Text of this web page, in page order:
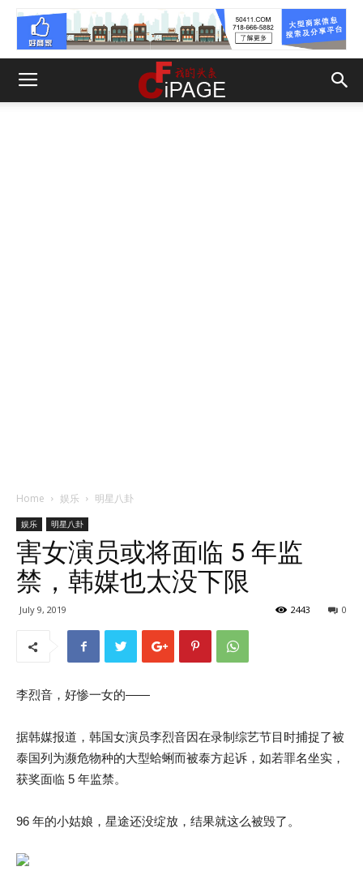
Home 娱乐 明星八卦
娱乐 明星八卦
害女演员或将面临 5 年监
禁，韩媒也太没下限
July 9, 2019 0
2443
李烈音，好惨一女的——
据韩媒报道，韩国女演员李烈音因在录制综艺节目时捕捉了被
泰国列为濒危物种的大型蛤蜊而被泰方起诉，如若罪名坐实，
获奖面临 5 年监禁。
96 年的小姑娘，星途还没绽放，结果就这么被毁了。